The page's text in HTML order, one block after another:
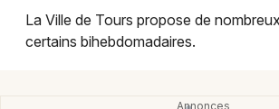
Manifestations
Marseille
La Ville de Tours propose de
certains bihebdomadaires.